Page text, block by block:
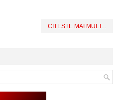
CITESTE MAI MULT...